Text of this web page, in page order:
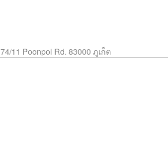
74/11 Poonpol Rd. 83000 ภูเก็ต